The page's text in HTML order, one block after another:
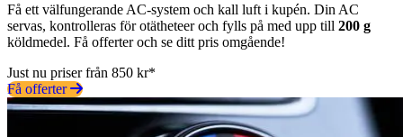
Få ett välfungerande AC-system och kall luft i kupén. Din AC
servas, kontrolleras för otätheteer och fylls på med upp till 200 g
köldmedel. Få offerter och se ditt pris omgående!
Just nu priser från 850 kr*
Få offerter